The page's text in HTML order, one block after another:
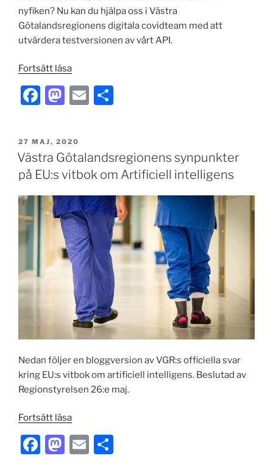
nyfiken? Nu kan du hjälpa oss i Västra
Götalandsregionens digitala covidteam med att
utvärdera testversionen av vårt API.
Fortsätt läsa”Hjälp
testa
med
öppna
vaccintider”
F
c
e
b
o
o
k
M
st
o
d
o
n
E
l
PUBLICERAT
27 MAJ, 2020
Västra Götalandsregionens synpunkter
på EU:s vitbok om Artificiell intelligens
Nedan följer en bloggversion av VGR:s officiella svar
kring EU:s vitbok om artificiell intelligens. Beslutad av
Regionstyrelsen 26:e maj.
Fortsätt läsa”Västra
synpunkter
F
M E